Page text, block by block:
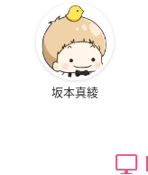
坂本真綾